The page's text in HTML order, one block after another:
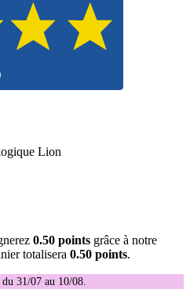
Lion
0.50 points grâce à notre
totalisera 0.50 points.
31/07 au 10/08.